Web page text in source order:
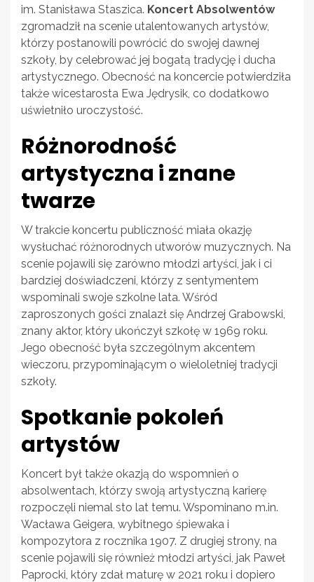
im. Stanisława Staszica. Koncert Absolwentów
zgromadził na scenie utalentowanych artystów,
którzy postanowili powrócić do swojej dawnej
szkoły, by celebrować jej bogatą tradycję i ducha
artystycznego. Obecność na koncercie potwierdziła
także wicestarosta Ewa Jędrysik, co dodatkowo
uświetniło uroczystość.
Różnorodność
artystyczna i znane
twarze
W trakcie koncertu publiczność miała okazję
wysłuchać różnorodnych utworów muzycznych. Na
scenie pojawili się zarówno młodzi artyści, jak i ci
bardziej doświadczeni, którzy z sentymentem
wspominali swoje szkolne lata. Wśród
zaproszonych gości znalazł się Andrzej Grabowski,
znany aktor, który ukończył szkołę w 1969 roku.
Jego obecność była szczególnym akcentem
wieczoru, przypominającym o wieloletniej tradycji
szkoły.
Spotkanie pokoleń
artystów
Koncert był także okazją do wspomnień o
absolwentach, którzy swoją artystyczną karierę
rozpoczęli niemal sto lat temu. Wspominano m.in.
Wacława Geigera, wybitnego śpiewaka i
kompozytora z rocznika 1907. Z drugiej strony, na
scenie pojawili się również młodzi artyści, jak Paweł
Paprocki, który zdał maturę w 2021 roku i dopiero